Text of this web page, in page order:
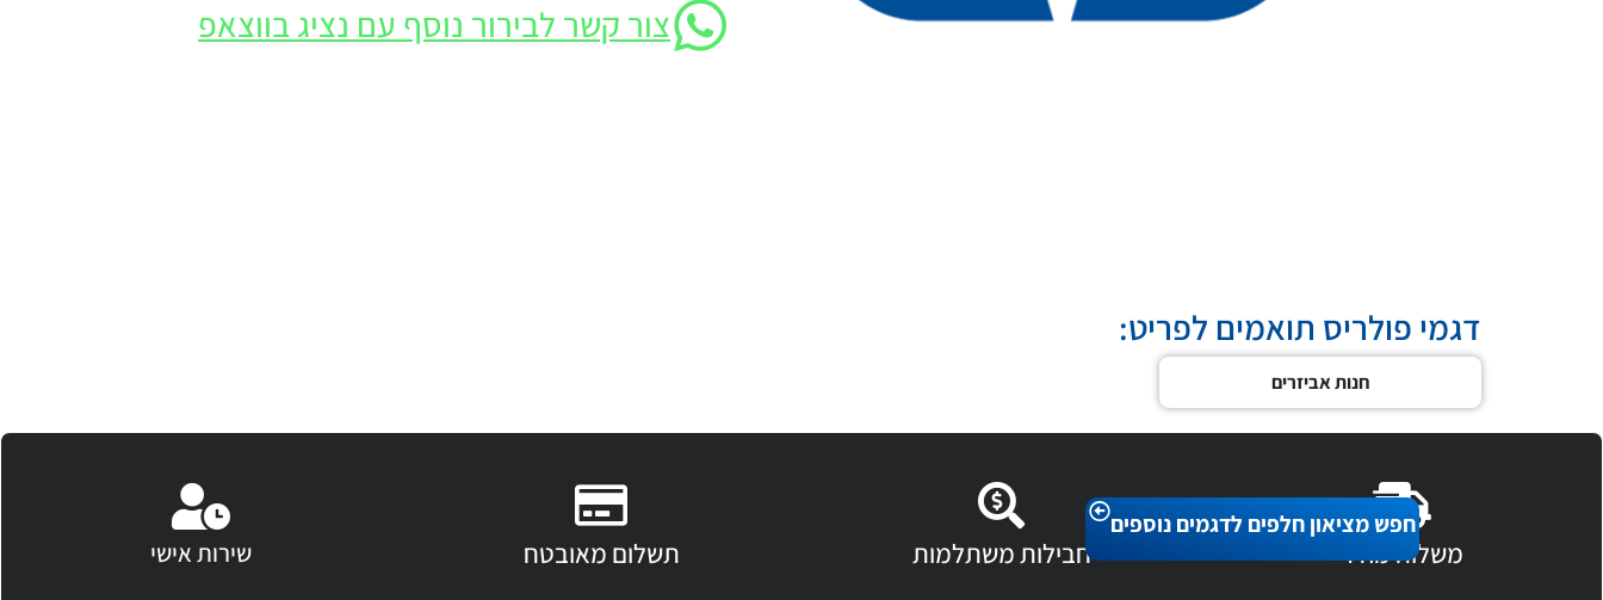
צור קשר לבירור נוסף עם נציג בווצאפ
חפש מציאון חלפים לדגמים נוספים
דגמי פולריס תואמים לפריט:
חנות אביזרים
משלוח מהיר חבילות משתלמות תשלום מאובטח שירות אישי